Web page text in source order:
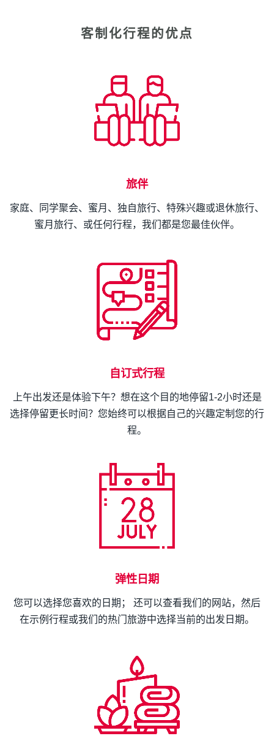
客制化行程的优点
旅伴
家庭、同学聚会、蜜月、独自旅行、特殊兴趣或退休旅行、
蜜月旅行、或任何行程，我们都是您最佳伙伴。
自订式行程
上午出发还是体验下午？想在这个目的地停留1-2小时还是
选择停留更长时间？您始终可以根据自己的兴趣定制您的行
程。
弹性日期
您可以选择您喜欢的日期； 还可以查看我们的网站，然后
在示例行程或我们的热门旅游中选择当前的出发日期。